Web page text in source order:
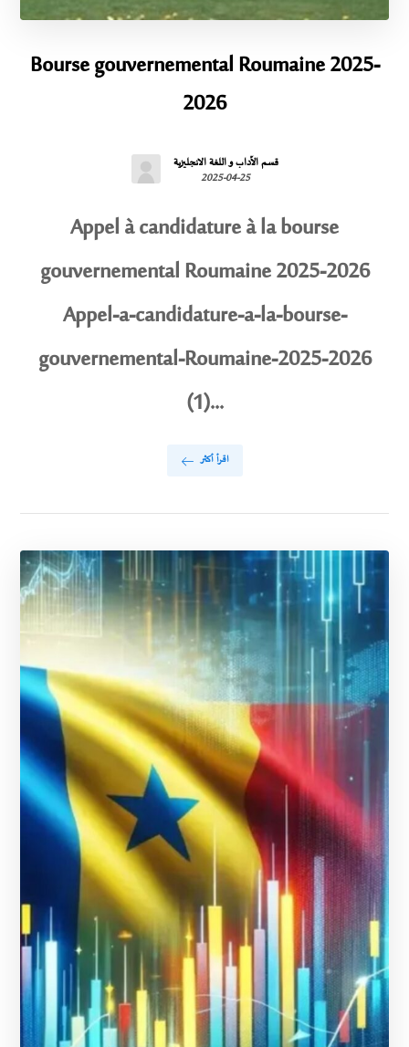
Bourse gouvernemental Roumaine 2025-
2026
قسم الآداب و اللغة الانجليزية
2025-04-25
Appel à candidature à la bourse
gouvernemental Roumaine 2025-2026
Appel-a-candidature-a-la-bourse-
gouvernemental-Roumaine-2025-2026
(1)...
اقرأ أكثر